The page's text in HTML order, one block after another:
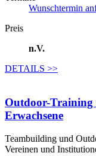
Wunschtermin
Preis
n.V.
DETAILS >>
Outdoor-
Erwachsene
Teambuilding und
Vereinen und